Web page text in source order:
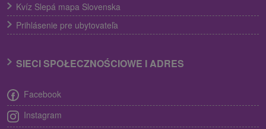
Kvíz Slepá mapa Slovenska
Prihlásenie pre ubytovateľa
SIECI SPOŁECZNOŚCIOWE I ADRES
Facebook
Instagram